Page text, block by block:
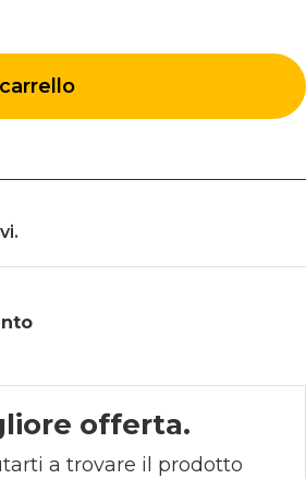
offerta.
a trovare il prodotto